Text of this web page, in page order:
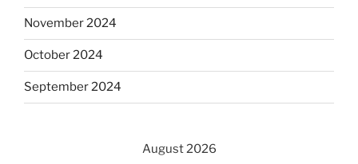
November 2024
October 2024
September 2024
August 2026